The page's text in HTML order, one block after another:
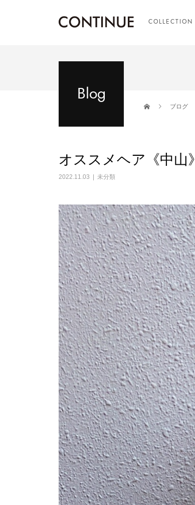
COLLECTION
Blog
ブログ
オススメヘア《中山》
2022.11.03 未分類